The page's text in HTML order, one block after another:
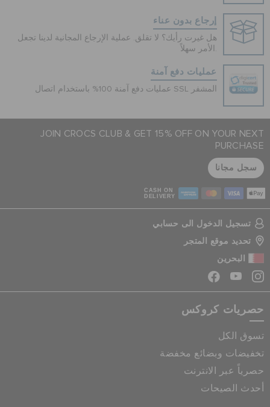
إرجاع بدون عناء
هل غيرت رأيك؟ لا تقلق. عملية الإرجاع المجانية لدينا تجعل
عمليات دفع آمنة
عمليات دفع آمنة 100% باستخدام اتصال SSL المشفر
JOIN CROCS CLUB & GET 15% OFF ON YOUR NEXT
PURCHASE
سجل مجانا
CASH ON
DELIVERY
تسجيل الدخول الى حسابي
تحديد موقع المتجر
البحرين
حصريات كروكس
تسوق الكل
تخفيضات وبضائع مخفضة
حصرياً عبر الانترنت
أحدث الصيحات